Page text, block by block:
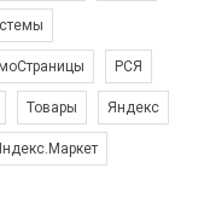
РСЯ
Товары Яндекс